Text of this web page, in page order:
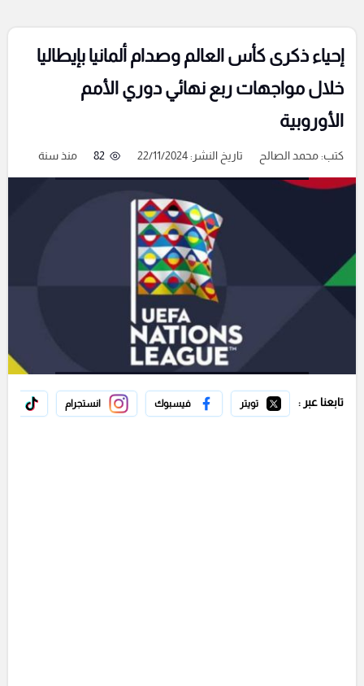
إحياء ذكرى كأس العالم وصدام ألمانيا بإيطاليا
خلال مواجهات ربع نهائي دوري الأمم
الأوروبية
كتب:محمد الصالح تاريخ النشر: 22/11/2024 82 منذ سنة
تابعنا عبر : تويتر فيسبوك انستجرام